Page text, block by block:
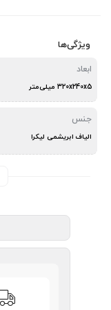
ویژگی‌ها
ابعاد
320x240x5 میلی‌متر
جنس
الیاف ابریشمی لیکرا